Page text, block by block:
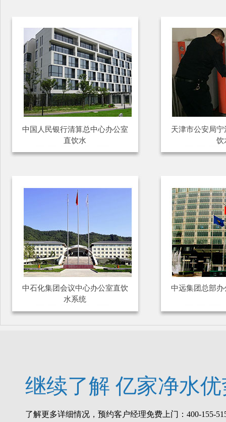
中国人民银行清算总中心办公室
直饮水
天津市公安局
饮
中石化集团会议中心办公室直饮
水系统
中远集团总部
继续了解 亿家净水
了解更多详细情况，预约客户经理免费上门：400-155-